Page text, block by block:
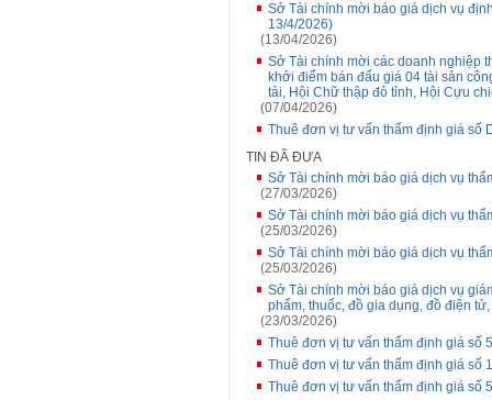
Sở Tài chính mời báo giá dịch vụ
13/4/2026)
(13/04/2026)
Sở Tài chính mời các doanh nghiệp
khởi điểm bán đấu giá 04 tài sản
tải, Hội Chữ thập đỏ tỉnh, Hội Cựu
(07/04/2026)
Thuê đơn vị tư vấn thẩm định giá số
TIN ĐÃ ĐƯA
Sở Tài chính mời báo giá dịch vụ
(27/03/2026)
Sở Tài chính mời báo giá dịch vụ
(25/03/2026)
Sở Tài chính mời báo giá dịch vụ
(25/03/2026)
Sở Tài chính mời báo giá dịch vụ
phẩm, thuốc, đồ gia dụng, đồ điện
(23/03/2026)
Thuê đơn vị tư vấn thẩm định giá số
Thuê đơn vị tư vấn thẩm định giá số
Thuê đơn vị tư vấn thẩm định giá số